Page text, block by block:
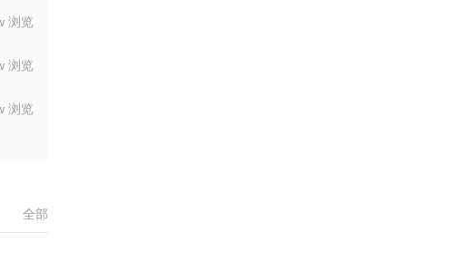
文章
文章
文章
全部